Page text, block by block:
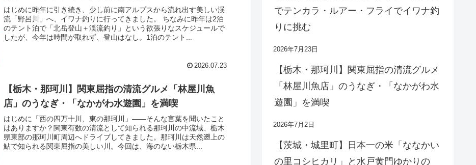
はじめに昨年に引き続き、少し前に南アルプスから流れ出す美しい渓
流「野呂川」へ、イワナ釣りに行ってきました。 ちなみに昨年は2泊
のテント泊で「北岳登山＋渓流釣り」という欲張りなスケジュールで
したが、今年は時間が取れず、登山はなし。1泊のテント...
2026.07.23
【栃木・那珂川】関東屈指の清流グルメ「林屋川魚
店」のうなぎ・「なかがわ水遊園」を満喫
はじめに「西の四万十川、東の那珂川」——そんな言葉を聞いたこと
はありますか？関東有数の清流として知られる那珂川の中流域、栃木
県東部の那珂川町周辺へドライブしてきました。那珂川は天然遡上の
鮎で知られる関東屈指の美しい川。今回は、海のない栃木県...
でテンカラ・ルアー・フライでイワナ釣
りに挑む
2026年7月23日
【栃木・那珂川】関東屈指の清流グルメ
「林屋川魚店」のうなぎ・「なかがわ水
遊園」を満喫
2026年7月2日
【茨城・城里町】日本一の米「ななかい
の里コシヒカリ」と水戸黄門ゆかりの